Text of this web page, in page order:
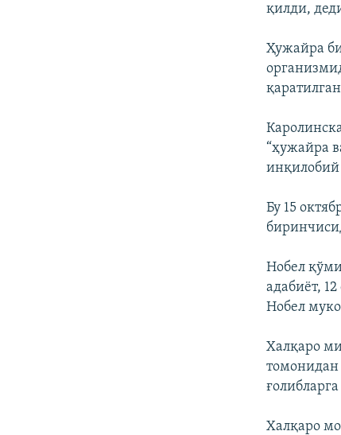
қилди,
Ҳужайра
“ҳужайра
инқилобий
Бу 15
Нобел
адабиёт,
Нобел
Халқаро
томонидан
Халқаро